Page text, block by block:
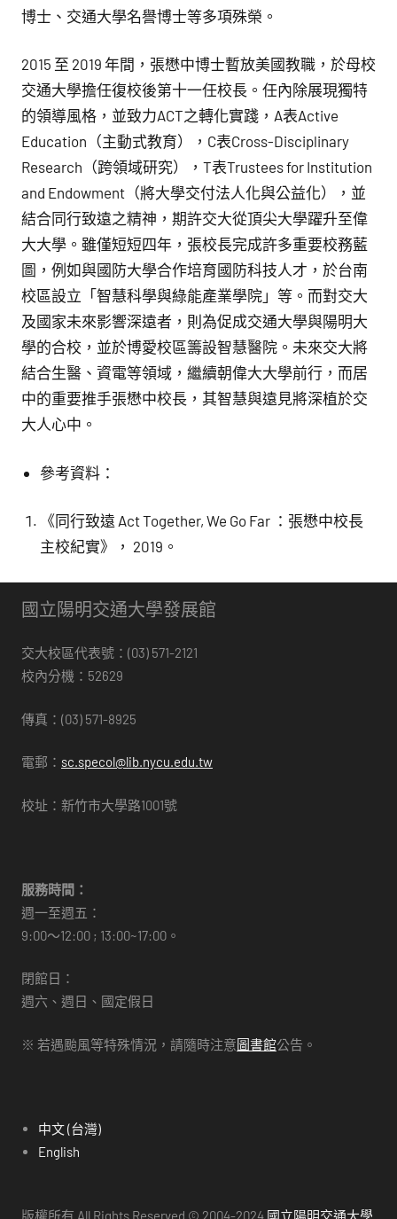
博士、交通大學名譽博士等多項殊榮。
2015 至 2019 年間，張懋中博士暫放美國教職，於母校
交通大學擔任復校後第十一任校長。任內除展現獨特
的領導風格，並致力ACT之轉化實踐，A表Active
Education（主動式教育），C表Cross-Disciplinary
Research（跨領域研究），T表Trustees for Institution
and Endowment（將大學交付法人化與公益化），並
結合同行致遠之精神，期許交大從頂尖大學躍升至偉
大大學。雖僅短短四年，張校長完成許多重要校務藍
圖，例如與國防大學合作培育國防科技人才，於台南
校區設立「智慧科學與綠能產業學院」等。而對交大
及國家未來影響深遠者，則為促成交通大學與陽明大
學的合校，並於博愛校區籌設智慧醫院。未來交大將
結合生醫、資電等領域，繼續朝偉大大學前行，而居
中的重要推手張懋中校長，其智慧與遠見將深植於交
大人心中。
參考資料：
《同行致遠 Act Together, We Go Far ：張懋中校長
主校紀實》， 2019。
國立陽明交通大學發展館
交大校區代表號：(03) 571-2121
校內分機：52629
傳真：(03) 571-8925
電郵： sc.specol@lib.nycu.edu.tw
校址：新竹市大學路1001號
服務時間：
週一至週五：
9:00～12:00 ; 13:00~17:00。
閉館日：
週六、週日、國定假日
※ 若遇颱風等特殊情況，請隨時注意圖書館公告。
中文 (台灣)
English
版權所有 All Rights Reserved © 2004-2024 國立陽明交通大學